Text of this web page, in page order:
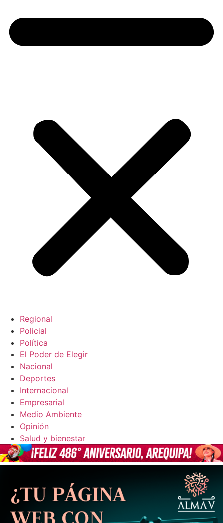
Regional
Policial
Política
El Poder de Elegir
Nacional
Deportes
Internacional
Empresarial
Medio Ambiente
Opinión
Salud y bienestar